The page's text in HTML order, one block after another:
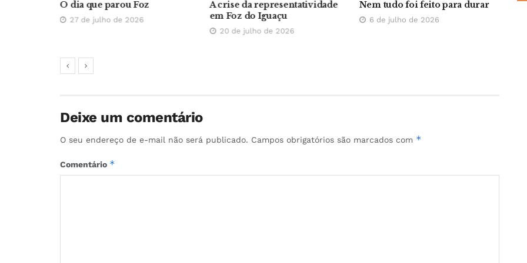
O dia que parou Foz
27 de julho de 2026
A crise da representatividade
em Foz do Iguaçu
20 de julho de 2026
Nem tudo foi feito para durar
6 de julho de 2026
Deixe um comentário
O seu endereço de e-mail não será publicado. Campos obrigatórios são marcados com *
Comentário *